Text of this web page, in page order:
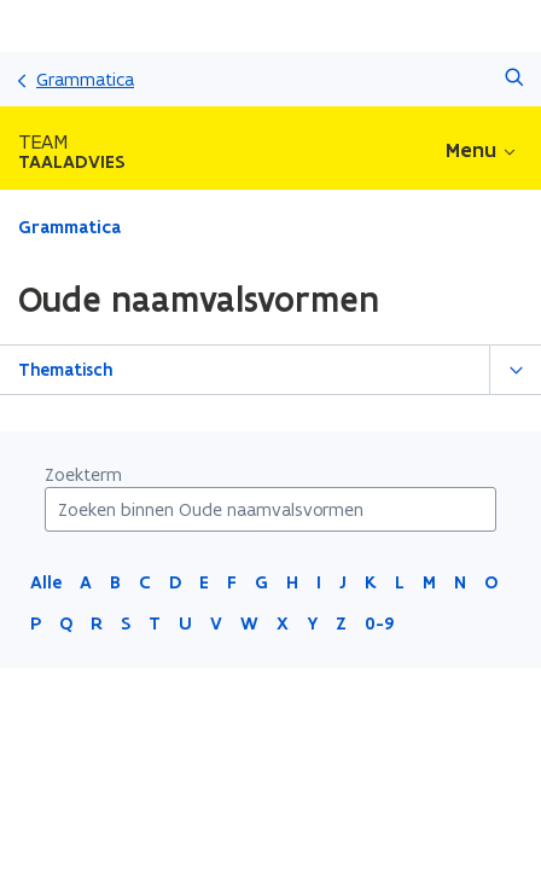
Grammatica
TEAM
TAALADVIES Menu
Gedaan
zich
op:
Oude
Grammatica
Oude naamvalsvormen
Thematisch
Zoekterm
Alle A B C D E F G H I J K L M N
O
P
Q R S T U V W X Y Z 0-9